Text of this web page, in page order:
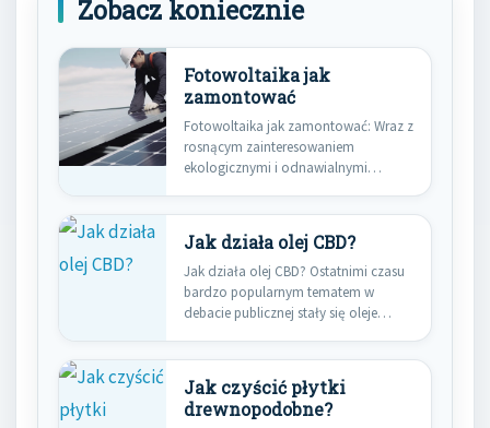
Zobacz koniecznie
Fotowoltaika jak
zamontować
Fotowoltaika jak zamontować: Wraz z
rosnącym zainteresowaniem
ekologicznymi i odnawialnymi
Jak działa olej CBD?
Jak działa olej CBD? Ostatnimi czasu
bardzo popularnym tematem w
debacie publicznej stały się oleje…
Jak czyścić płytki
drewnopodobne?